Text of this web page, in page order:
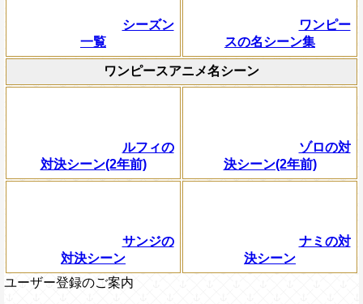
シーズン
一覧
ワンピー
スの名シーン集
ワンピースアニメ名シーン
ルフィの
対決シーン(2年前)
ゾロの対
決シーン(2年前)
サンジの
対決シーン
ナミの対
決シーン
ユーザー登録のご案内